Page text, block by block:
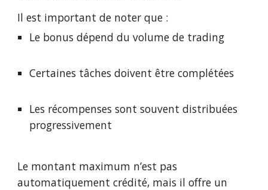
Il est important de noter que :
Le bonus dépend du volume de trading
Certaines tâches doivent être complétées
Les récompenses sont souvent distribuées
progressivement
Le montant maximum n’est pas
automatiquement crédité, mais il offre un